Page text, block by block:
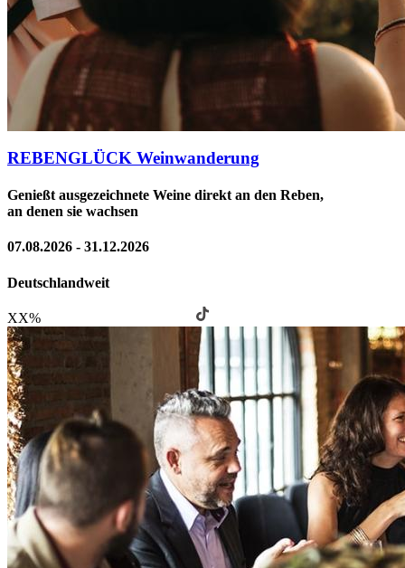
REBENGLÜCK Weinwanderung
Genießt ausgezeichnete Weine direkt an den Reben,
an denen sie wachsen
07.08.2026 - 31.12.2026
Deutschlandweit
XX%